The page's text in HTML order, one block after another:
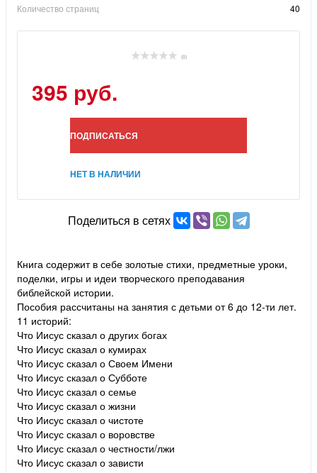
Количество страниц
40
(0)
395 руб.
ПОДПИСАТЬСЯ
НЕТ В НАЛИЧИИ
Поделиться в сетях
Книга содержит в себе золотые стихи, предметные уроки,
поделки, игры и идеи творческого преподавания
библейской истории.
Пособия рассчитаны на занятия с детьми от 6 до 12-ти лет.
11 историй:
Что Иисус сказал о других богах
Что Иисус сказал о кумирах
Что Иисус сказал о Своем Имени
Что Иисус сказал о Субботе
Что Иисус сказал о семье
Что Иисус сказал о жизни
Что Иисус сказал о чистоте
Что Иисус сказал о воровстве
Что Иисус сказал о честности/лжи
Что Иисус сказал о зависти